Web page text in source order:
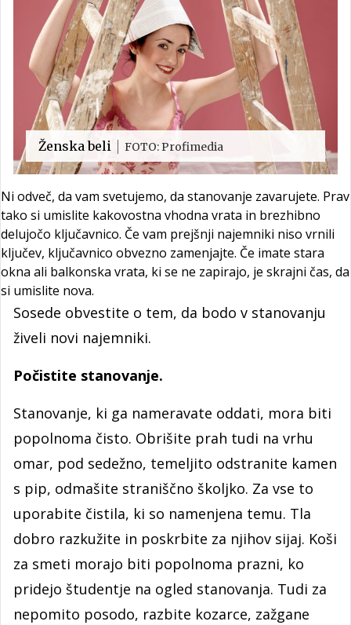
Ženska beli FOTO: Profimedia
Ni odveč, da vam svetujemo, da stanovanje zavarujete. Prav
tako si umislite kakovostna vhodna vrata in brezhibno
delujočo ključavnico. Če vam prejšnji najemniki niso vrnili
ključev, ključavnico obvezno zamenjajte. Če imate stara
okna ali balkonska vrata, ki se ne zapirajo, je skrajni čas, da
si umislite nova.
Sosede obvestite o tem, da bodo v stanovanju
živeli novi najemniki.
Počistite stanovanje.
Stanovanje, ki ga nameravate oddati, mora biti
popolnoma čisto. Obrišite prah tudi na vrhu
omar, pod sedežno, temeljito odstranite kamen
s pip, odmašite straniščno školjko. Za vse to
uporabite čistila, ki so namenjena temu. Tla
dobro razkužite in poskrbite za njihov sijaj. Koši
za smeti morajo biti popolnoma prazni, ko
pridejo študentje na ogled stanovanja. Tudi za
nepomito posodo, razbite kozarce, zažgane